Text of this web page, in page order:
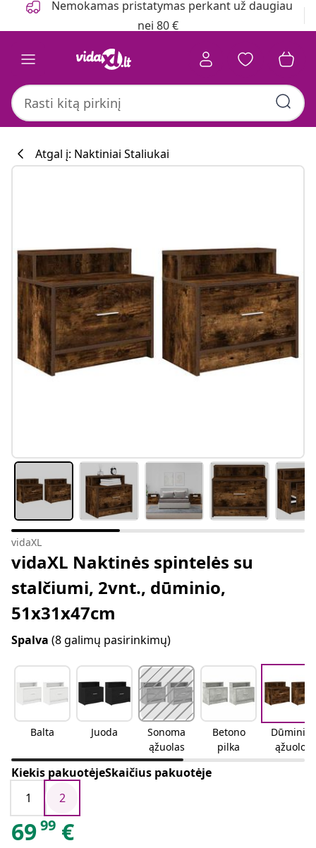
Nemokamas pristatymas perkant už daugiau
nei 80 €
Atgal į: Naktiniai Staliukai
vidaXL
vidaXL Naktinės spintelės su
stalčiumi, 2vnt., dūminio,
51x31x47cm
Spalva (8 galimų pasirinkimų)
Balta Juoda
Sonoma
ąžuolas
Betono
pilka
Dūminio
ąžuolo
Kiekis pakuotėjeSkaičius pakuotėje
1
2
6999 €